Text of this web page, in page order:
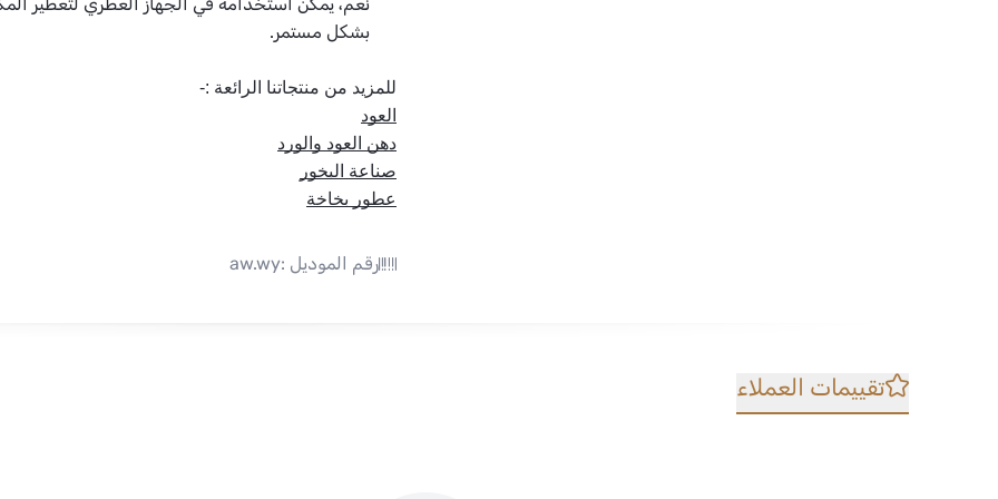
بشكل مستمر.
للمزيد من منتجاتنا الرائعة :-
العود
دهن العود والورد
صناعة البخور
عطور بخاخة
رقم الموديل :aw.wy
تقييمات العملاء